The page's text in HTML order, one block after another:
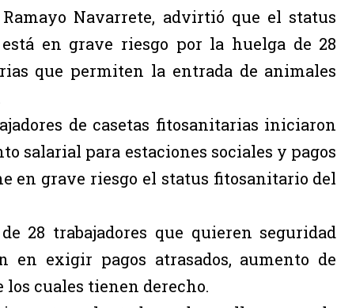
Navarrete, advirtió que el status
en grave riesgo por la huelga de 28
que permiten la entrada de animales
de casetas fitosanitarias iniciaron
salarial para estaciones sociales y pagos
en grave riesgo el status fitosanitario del
28 trabajadores que quieren seguridad
en exigir pagos atrasados, aumento de
los cuales tienen derecho.